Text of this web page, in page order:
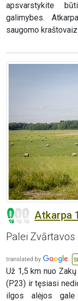
apsvarstykite
galimybes.
saugomo
Atkarpa
Palei
Už 1,5 km nuo
(P23) ir tęsiasi
ilgos alėjos gale